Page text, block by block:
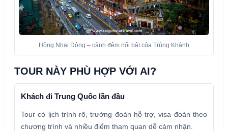
Hồng Nhai Động – cảnh đêm nổi bật của Trùng Khánh
TOUR NÀY PHÙ HỢP VỚI AI?
Khách đi Trung Quốc lần đầu
Tour có lịch trình rõ, trưởng đoàn hỗ trợ, visa đoàn theo
chương trình và nhiều điểm tham quan dễ cảm nhận.